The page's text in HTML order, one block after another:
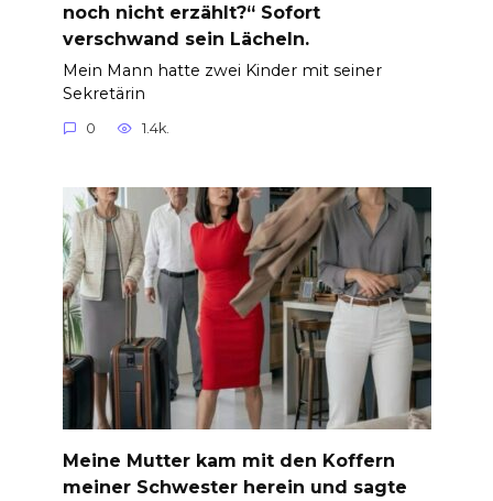
noch nicht erzählt?“ Sofort
verschwand sein Lächeln.
Mein Mann hatte zwei Kinder mit seiner
Sekretärin
0 1.4k.
Meine Mutter kam mit den Koffern
meiner Schwester herein und sagte